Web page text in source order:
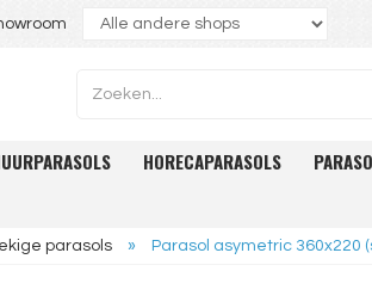
HORECAPARASOLS
parasols » Parasol asymetric 360x220